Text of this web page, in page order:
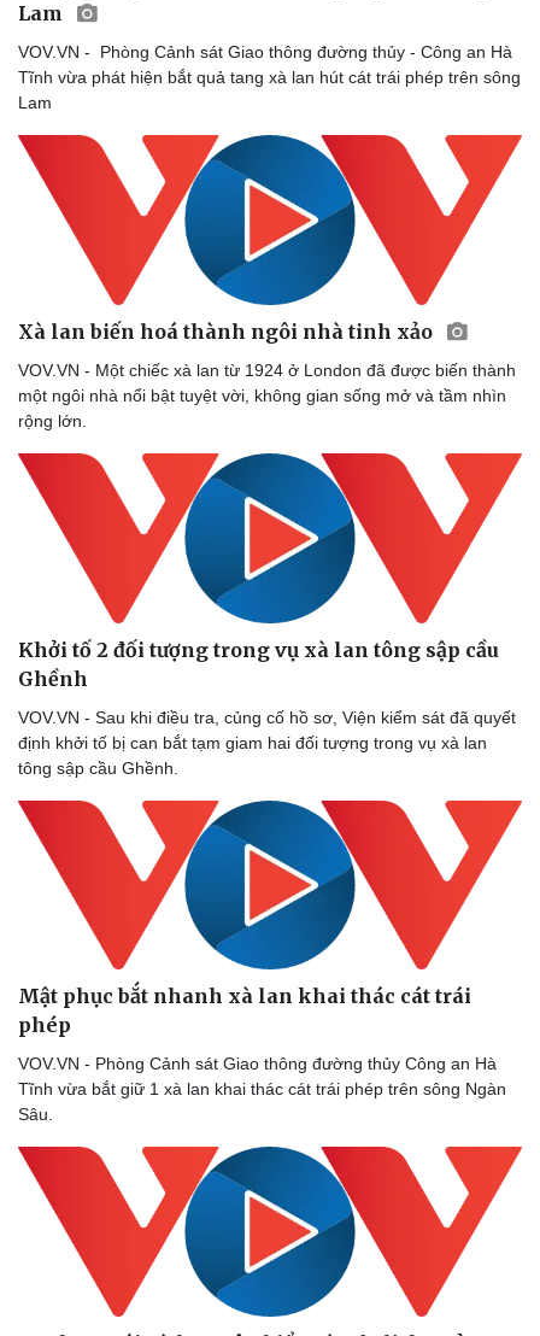
Lam
VOV.VN - Phòng Cảnh sát Giao thông đường thủy - Công an Hà
Tĩnh vừa phát hiện bắt quả tang xà lan hút cát trái phép trên sông
Lam
Xà lan biến hoá thành ngôi nhà tinh xảo
VOV.VN - Một chiếc xà lan từ 1924 ở London đã được biến thành
một ngôi nhà nổi bật tuyệt vời, không gian sống mở và tầm nhìn
rộng lớn.
Khởi tố 2 đối tượng trong vụ xà lan tông sập cầu
Ghềnh
VOV.VN - Sau khi điều tra, củng cố hồ sơ, Viện kiểm sát đã quyết
định khởi tố bị can bắt tạm giam hai đối tượng trong vụ xà lan
tông sập cầu Ghềnh.
Mật phục bắt nhanh xà lan khai thác cát trái
phép
VOV.VN - Phòng Cảnh sát Giao thông đường thủy Công an Hà
Tĩnh vừa bắt giữ 1 xà lan khai thác cát trái phép trên sông Ngàn
Sâu.